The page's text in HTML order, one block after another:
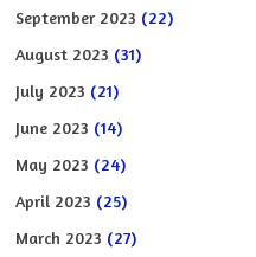
September 2023 (22)
August 2023 (31)
July 2023 (21)
June 2023 (14)
May 2023 (24)
April 2023 (25)
March 2023 (27)